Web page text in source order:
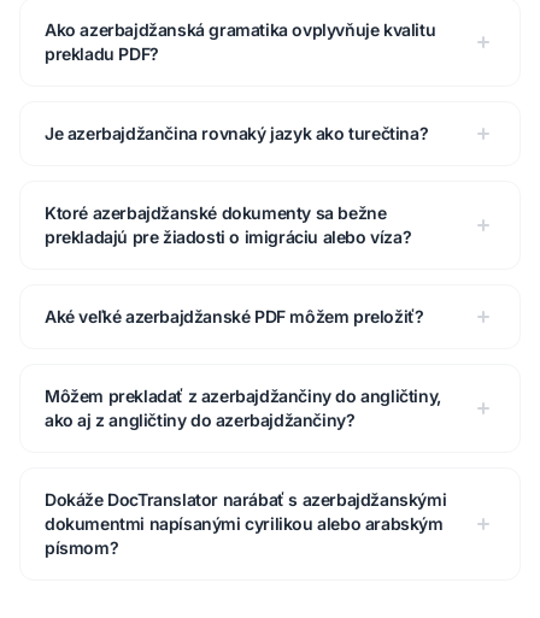
Ako azerbajdžanská gramatika ovplyvňuje kvalitu
prekladu PDF?
Je azerbajdžančina rovnaký jazyk ako turečtina?
Ktoré azerbajdžanské dokumenty sa bežne
prekladajú pre žiadosti o imigráciu alebo víza?
Aké veľké azerbajdžanské PDF môžem preložiť?
Môžem prekladať z azerbajdžančiny do angličtiny,
ako aj z angličtiny do azerbajdžančiny?
Dokáže DocTranslator narábať s azerbajdžanskými
dokumentmi napísanými cyrilikou alebo arabským
písmom?